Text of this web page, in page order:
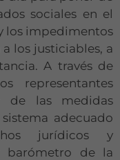
sociales en el
los impedimentos
los justiciables, a
A través de
representantes
de las medidas
adecuado
jurídicos y
barómetro de la